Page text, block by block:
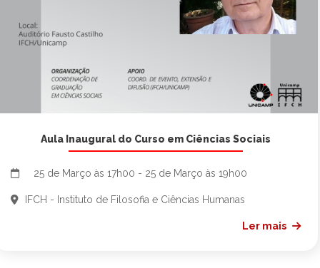
Aula Inaugural do Curso em Ciências Sociais
25 de Março às 17h00 - 25 de Março às 19h00
IFCH - Instituto de Filosofia e Ciências Humanas
Ler mais